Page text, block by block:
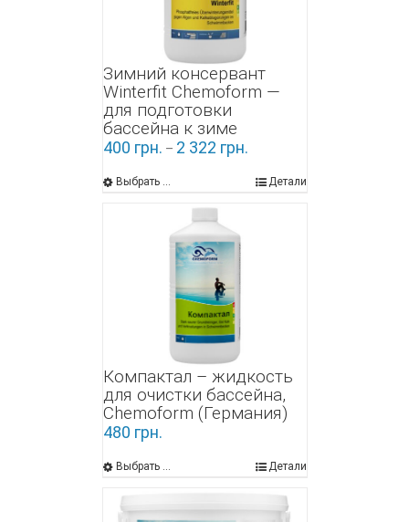
Зимний консервант
Winterfit Chemoform —
для подготовки
бассейна к зиме
400 грн. – 2 322 грн.
Выбрать ... Детали
Компактал – жидкость
для очистки бассейна,
Chemoform (Германия)
480 грн.
Выбрать ... Детали